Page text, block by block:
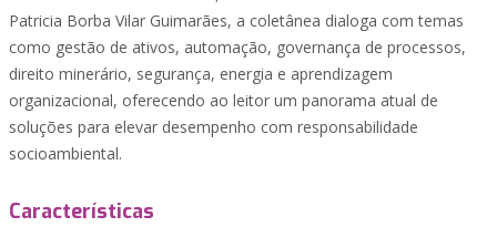
Patricia Borba Vilar Guimarães, a coletânea dialoga com temas
como gestão de ativos, automação, governança de processos,
direito minerário, segurança, energia e aprendizagem
organizacional, oferecendo ao leitor um panorama atual de
soluções para elevar desempenho com responsabilidade
socioambiental.
Características